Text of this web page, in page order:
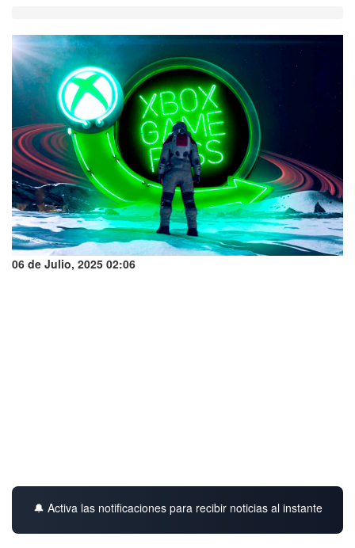
06 de Julio, 2025 02:06
🔔 Activa las notificaciones para recibir noticias al instante